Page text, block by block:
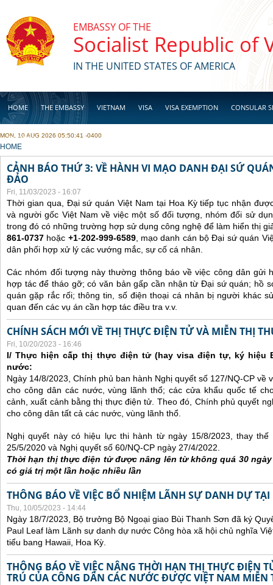
EMBASSY OF THE
Socialist Republic of
IN THE UNITED STATES OF AMERICA
HOME THE EMBASSY VIETNAM VISA VISA EXEMPTION CONSULAR
BUSINESS
MON, 10 AUG 2026 05:50:41 -0400
YOU ARE HERE
HOME
CẢNH BÁO THỨ 3: VỀ HÀNH VI MẠO DANH ĐẠI SỨ
ĐẢO
Fri, 11/03/2023 - 16:07
Thời gian qua, Đại sứ quán Việt Nam tại Hoa Kỳ tiếp tục nhận
và người gốc Việt Nam về việc một số đối tượng, nhóm đối sử
trong đó có những trường hợp sử dụng công nghệ để làm hiển thị
861-0737 hoặc +1-202-999-6589, mạo danh cán bộ Đại sứ quán
dân phối hợp xử lý các vướng mắc, sự cố cá nhân.
Các nhóm đối tượng này thường thông báo về việc công dân gửi
hợp tác để tháo gỡ; có văn bản gấp cần nhận từ Đại sứ quán; hồ
quán gặp rắc rối; thông tin, số điện thoại cá nhân bị người khác
quan đến các vụ án cần hợp tác điều tra v.v.
CHÍNH SÁCH MỚI VỀ THỊ THỰC ĐIỆN TỬ VÀ MIỄN THỊ
Fri, 10/20/2023 - 16:46
I/ Thực hiện cấp thị thực điện tử (hay visa điện tự, ký hiệu
nước:
Ngày 14/8/2023, Chính phủ ban hành Nghị quyết số 127/NQ-CP về
cho công dân các nước, vùng lãnh thổ; các cửa khẩu quốc tế
cảnh, xuất cảnh bằng thị thực điện tử. Theo đó, Chính phủ quyết
cho công dân tất cả các nước, vùng lãnh thổ.
Nghị quyết này có hiệu lực thi hành từ ngày 15/8/2023, thay thế
25/5/2020 và Nghị quyết số 60/NQ-CP ngày 27/4/2022.
Thời hạn thị thực điện tử được nâng lên từ không quá 30
có giá trị một lần hoặc nhiều lần
THÔNG BÁO VỀ VIỆC BỔ NHIỆM LÃNH SỰ DANH DỰ
Thu, 10/05/2023 - 14:44
Ngày 18/7/2023, Bộ trưởng Bộ Ngoại giao Bùi Thanh Sơn đã ký
Paul Leaf làm Lãnh sự danh dự nước Công hòa xã hội chủ nghĩa
tiểu bang Hawaii, Hoa Kỳ.
THÔNG BÁO VỀ VIỆC NÂNG THỜI HẠN THỊ THỰC ĐIỆN
TRÚ CỦA CÔNG DÂN CÁC NƯỚC ĐƯỢC VIỆT NAM MIỄN